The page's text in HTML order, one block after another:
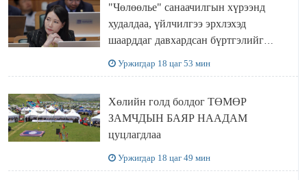
"Чөлөөлье" санаачилгын хүрээнд
худалдаа, үйлчилгээ эрхлэхэд
шаарддаг давхардсан бүртгэлийг
Уржигдар 18 цаг 53 мин
Хөлийн голд болдог ТӨМӨР
ЗАМЧДЫН БАЯР НААДАМ
цуцлагдлаа
Уржигдар 18 цаг 49 мин